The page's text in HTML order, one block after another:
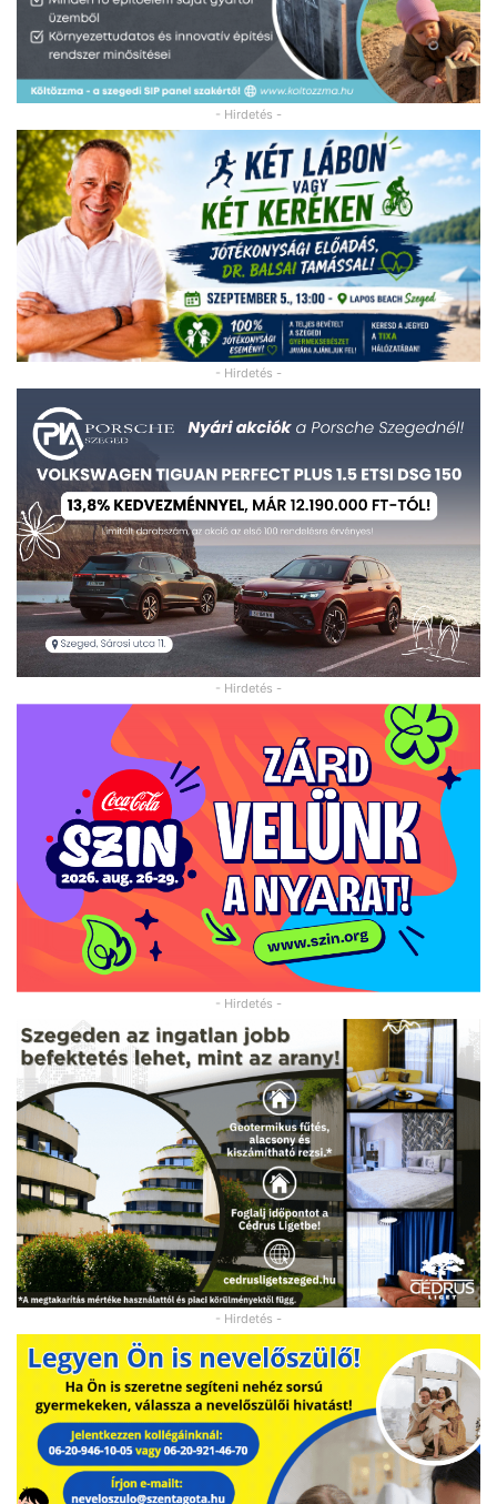
- Hirdetés -
- Hirdetés -
- Hirdetés -
- Hirdetés -
- Hirdetés -